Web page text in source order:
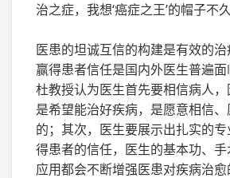
治之症，我想‘癌症之王’的帽子不
医患的坦诚互信的构建是有效的
赢得患者信任是国内外医生普遍
杜教授认为医生首先要相信病人
是希望能治好疾病，是愿意相信
的；其次，医生要展示出扎实的
得患者的信任，医生的基本功、
应用都会不断增强医患对疾病治